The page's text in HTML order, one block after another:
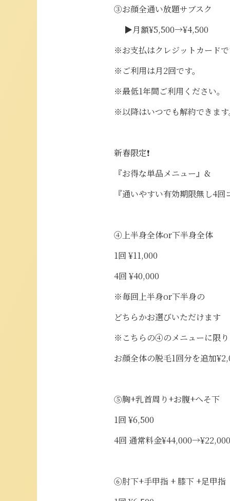
③お顔全通い放題サブスク
▶︎月額¥5,500→¥4,500
※お支払はクレジットカードで
※ご利用は月2回です。
※最低1年間ご利用ください。
※以降はいつでも解約できます
新春限定❗️
『お得な単品メニュー』&
『通いやすい有効期限無し4回
④上半身全体or下半身全体
1回 ¥11,000
4回 ¥40,000
※毎回上半身or下半身の
どちらかお選びいただけます
※こちらの④のメニューに限り
お顔全体の脱毛1回分を追加
⑤胸+乳首周り+お腹+へそ下
1回 ¥6,500
4回 通常料金¥44,000→¥22,000
⑥肘下+手甲指 + 膝下 +足甲指